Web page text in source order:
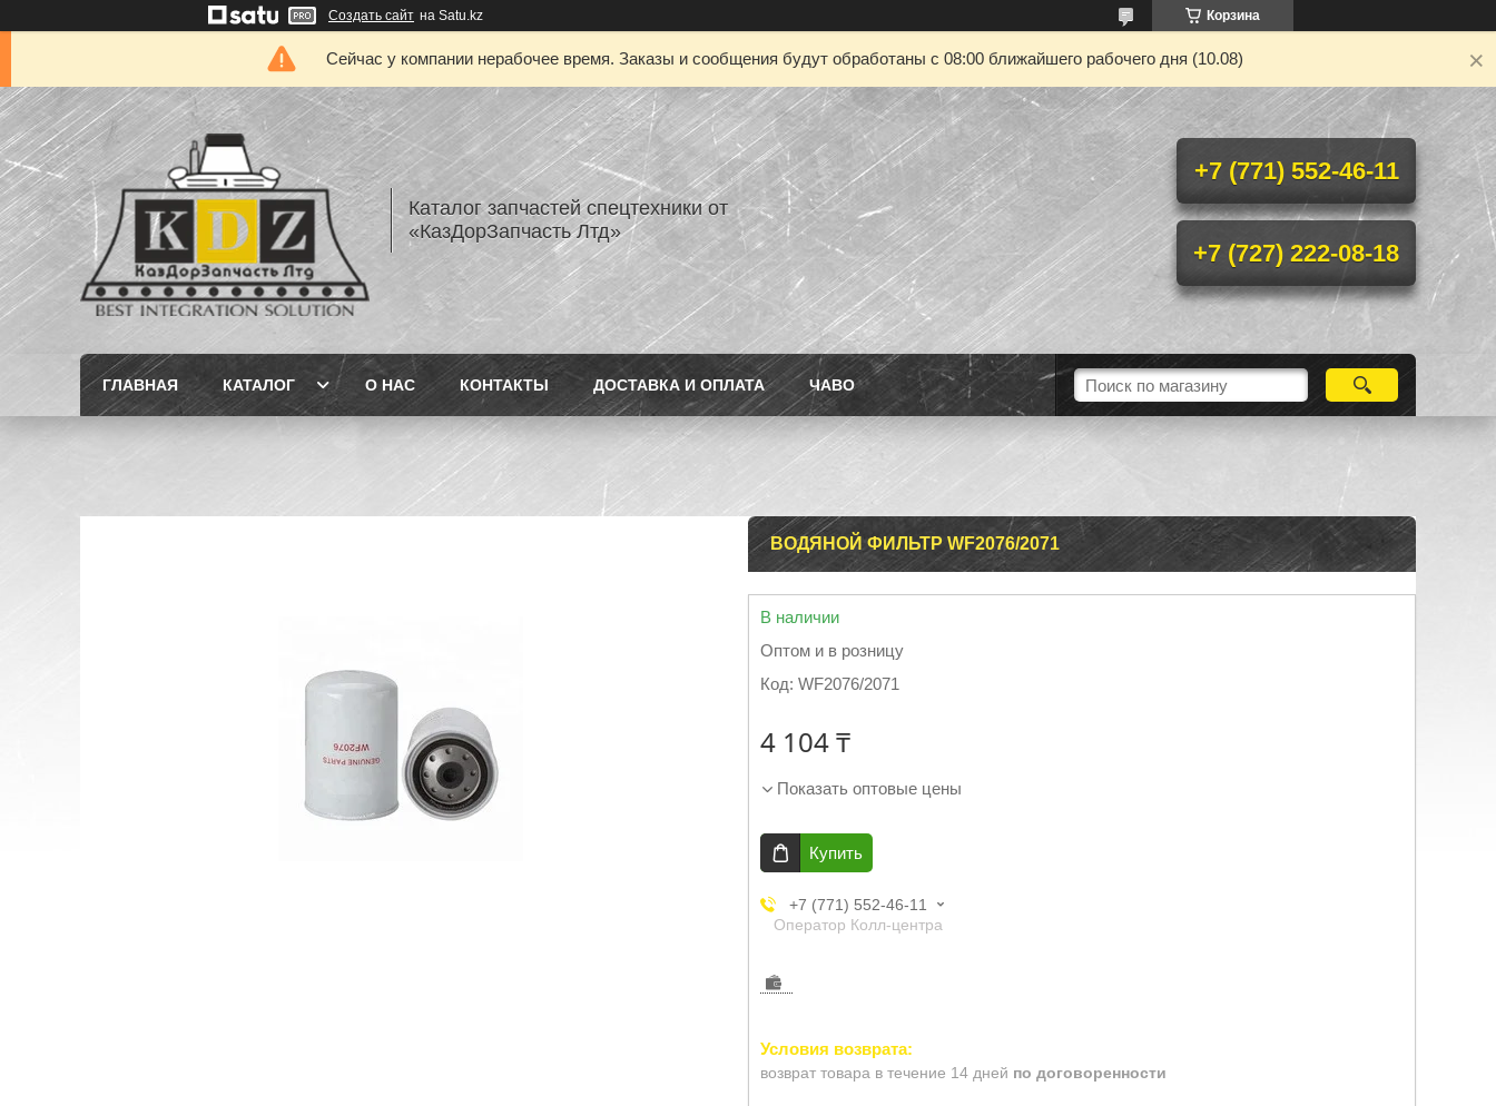
Создать сайт на Satu.kz Корзина
Сейчас у компании нерабочее время. Заказы и сообщения будут обработаны с 08:00 ближайшего рабочего дня (10.08)
Каталог запчастей спецтехники от
«КазДорЗапчасть Лтд»
+7 (771) 552-46-11
+7 (727) 222-08-18
ГЛАВНАЯ КАТАЛОГ О НАС КОНТАКТЫ ДОСТАВКА И ОПЛАТА ЧАВО
ВОДЯНОЙ ФИЛЬТР WF2076/2071
В наличии
Оптом и в розницу
Код: WF2076/2071
4 104 ₸
Показать оптовые цены
Купить
+7 (771) 552-46-11
Оператор Колл-центра
возврат товара в течение 14 дней по договоренности